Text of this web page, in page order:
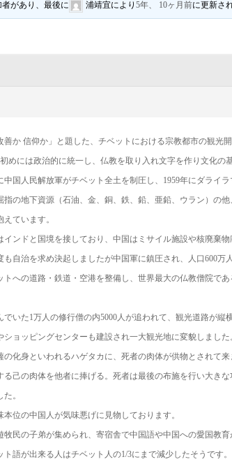
があり、最後に 浦靖宜により5年、 10ヶ月前に更新さ
善か 信仰か」と題した、チベットにおける宗教都市の観光
めには政治的に統一し、仏教を取り入れ文字を作り文化の
中国人民解放軍がチベット全土を制圧し、1959年にダライラ
指の地下資源（石油、金、銅、鉄、鉛、亜鉛、ウラン）の
ています。
インドと国境を接しており、中国はミサイル施設や核廃棄物
も自治を求め決起しましたが中国軍に鎮圧され、人口600万
トへの道路・鉄道・空港を整備し、世界最大の仏教僧院で
でいた1万人の修行僧の内5000人が追われて、観光道路が縦
ショッピングセンターも建設され一大観光地に変貌しました
の化身といわれるハゲタカに、死者の肉体が供物とされて来
る己の肉体を他者に捧げる。死者は最後の布施を行い大き
。
本位の中国人が気味悪げに見物しております。
牧民の子弟が集められ、寄宿舎で中国語や中国への愛国教育
ト語が出来る人はチベット人の1/3にまで減少したそうです。